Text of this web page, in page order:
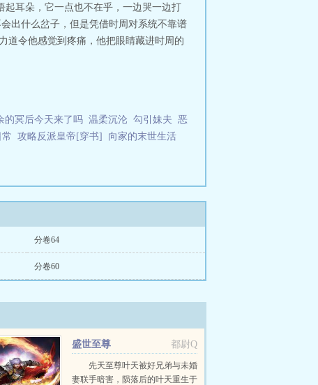
耳朵，它一点也不在乎，一边哭一边打
出什么岔子，但是凭借时周对系统不靠谱
道令他感觉到疼痛，他把眼睛藏进时周的
的冥后今天来了吗 温柔沉沦 勾引妹夫 恶
攻略反派皇帝[穿书]
向家的末世生活
分卷64
分卷60
都尉Q
盛世至尊
先天至尊叶天被好兄弟与未婚
妻联手暗害，陨落后的叶天重生于